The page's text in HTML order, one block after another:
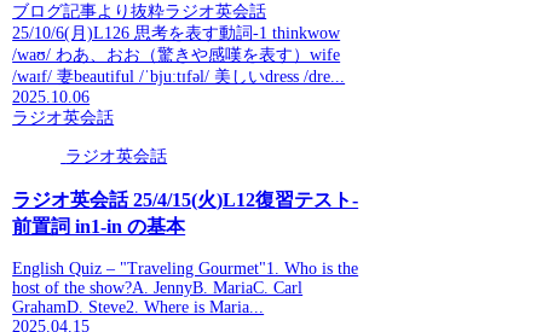
ブログ記事より抜粋ラジオ英会話
25/10/6(月)L126 思考を表す動詞-1 thinkwow
/waʊ/ わあ、おお（驚きや感嘆を表す）wife
/waɪf/ 妻beautiful /ˈbjuːtɪfəl/ 美しいdress /dre...
2025.10.06
ラジオ英会話
ラジオ英会話
ラジオ英会話 25/4/15(火)L12復習テスト-
前置詞 in1-in の基本
English Quiz – "Traveling Gourmet"1. Who is the
host of the show?A. JennyB. MariaC. Carl
GrahamD. Steve2. Where is Maria...
2025.04.15